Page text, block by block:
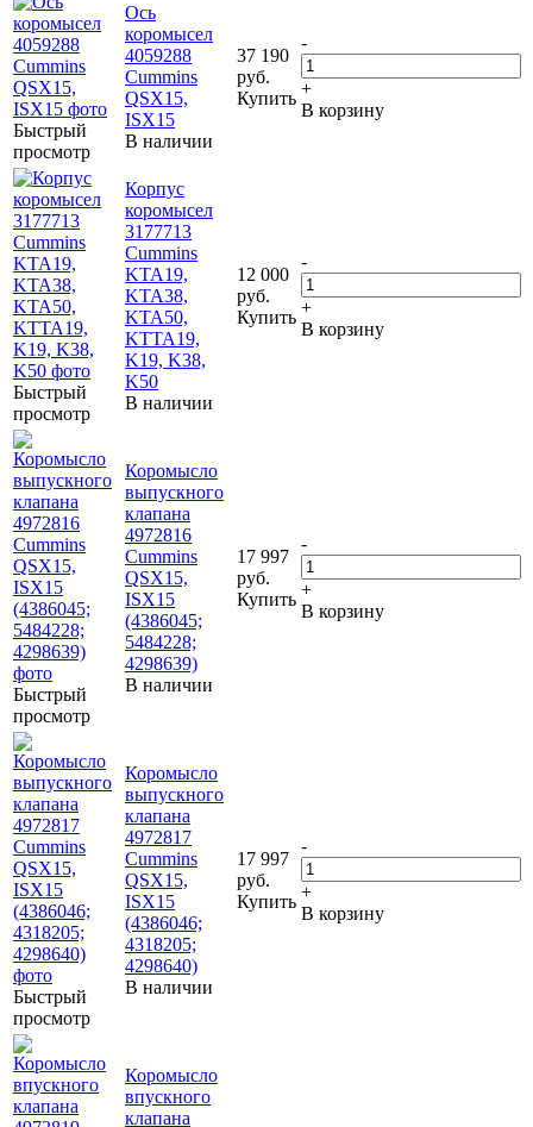
Быстрый
просмотр
Ось
коромысел
4059288
Cummins
QSX15,
ISX15
В наличии
37 190
руб.
Купить
-
+
В корзину
Быстрый
просмотр
Корпус
коромысел
3177713
Cummins
KTA19,
KTA38,
KTA50,
KTTA19,
K19, K38,
K50
В наличии
12 000
руб.
Купить
-
+
В корзину
Быстрый
просмотр
Коромысло
выпускного
клапана
4972816
Cummins
QSX15,
ISX15
(4386045;
5484228;
4298639)
В наличии
17 997
руб.
Купить
-
+
В корзину
Быстрый
просмотр
Коромысло
выпускного
клапана
4972817
Cummins
QSX15,
ISX15
(4386046;
4318205;
4298640)
В наличии
17 997
руб.
Купить
-
+
В корзину
Коромысло
впускного
клапана